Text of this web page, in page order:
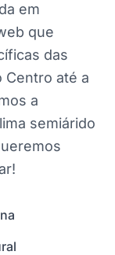
em
que
das
Centro até a
a
semiárido